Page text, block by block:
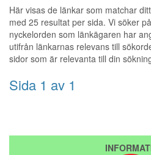
Här visas de länkar som matchar
med 25 resultat per sida. Vi söker
nyckelorden som länkägaren har
utifrån länkarnas relevans till
sidor som är relevanta till din
Sida 1 av 1